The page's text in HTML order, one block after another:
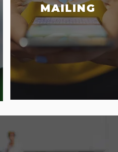
MAILING